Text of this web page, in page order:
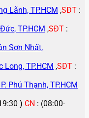
Lãnh, TP.HCM ,SĐT :
TP.HCM ,SĐT :
Sơn Nhất,
Long, TP.HCM ,SĐT :
Phú Thạnh, TP.HCM
) CN : (08:00-